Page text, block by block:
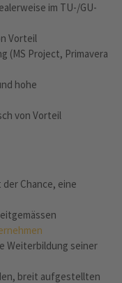
im TU-/GU-
Vorteil
(MS Project, Primavera
hohe
von Vorteil
Chance, eine
Weiterbildung seiner
breit aufgestellten